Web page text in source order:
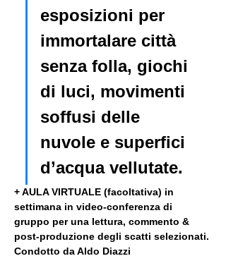
esposizioni per
immortalare città
senza folla, giochi
di luci, movimenti
soffusi delle
nuvole e superfici
d’acqua vellutate.
+ AULA VIRTUALE (facoltativa) in
settimana in video-conferenza di
gruppo per una lettura, commento &
post-produzione degli scatti selezionati.
Condotto da Aldo Diazzi